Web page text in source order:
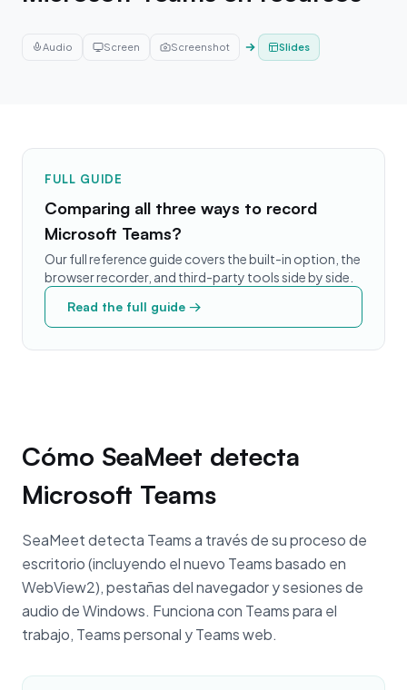
Audio Screen Screenshot Slides
FULL GUIDE
Comparing all three ways to record
Microsoft Teams?
Our full reference guide covers the built-in option, the
browser recorder, and third-party tools side by side.
Read the full guide →
Cómo SeaMeet detecta
Microsoft Teams
SeaMeet detecta Teams a través de su proceso de
escritorio (incluyendo el nuevo Teams basado en
WebView2), pestañas del navegador y sesiones de
audio de Windows. Funciona con Teams para el
trabajo, Teams personal y Teams web.